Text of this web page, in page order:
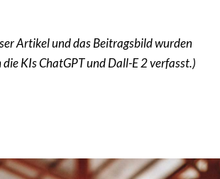
Artikel und das Beitragsbild wurden
KIs ChatGPT und Dall-E 2 verfasst.)